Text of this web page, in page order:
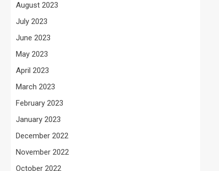
August 2023
July 2023
June 2023
May 2023
April 2023
March 2023
February 2023
January 2023
December 2022
November 2022
October 2022